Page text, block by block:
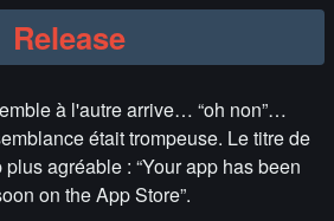
Release
à l'autre arrive… “oh non”…
était trompeuse. Le titre de
agréable : “Your app has been
on the App Store”.